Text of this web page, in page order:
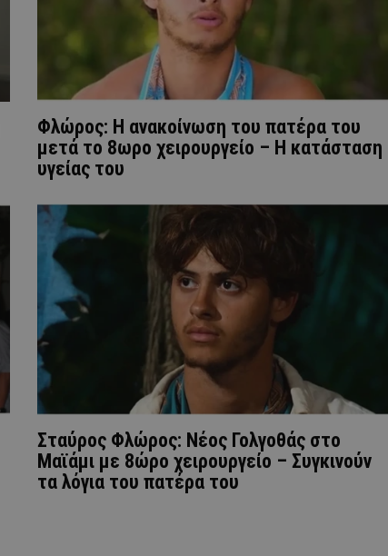
Φλώρος: Η ανακοίνωση του πατέρα του
μετά το 8ωρο χειρουργείο – Η κατάσταση
υγείας του
Σταύρος Φλώρος: Νέος Γολγοθάς στο
Μαϊάμι με 8ώρο χειρουργείο – Συγκινούν
τα λόγια του πατέρα του